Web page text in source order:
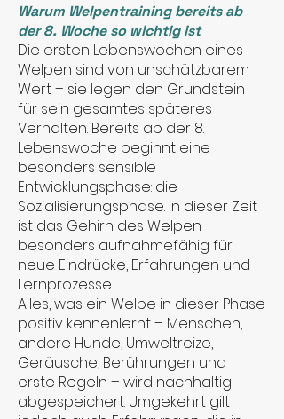
Warum Welpentraining bereits ab
der 8. Woche so wichtig ist
Die ersten Lebenswochen eines
Welpen sind von unschätzbarem
Wert – sie legen den Grundstein
für sein gesamtes späteres
Verhalten. Bereits ab der 8.
Lebenswoche beginnt eine
besonders sensible
Entwicklungsphase: die
Sozialisierungsphase. In dieser Zeit
ist das Gehirn des Welpen
besonders aufnahmefähig für
neue Eindrücke, Erfahrungen und
Lernprozesse.
Alles, was ein Welpe in dieser Phase
positiv kennenlernt – Menschen,
andere Hunde, Umweltreize,
Geräusche, Berührungen und
erste Regeln – wird nachhaltig
abgespeichert. Umgekehrt gilt